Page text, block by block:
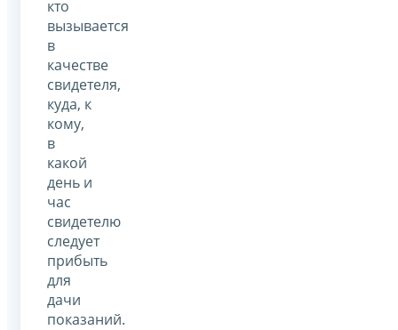
кто
вызывается
в
качестве
свидетеля,
куда, к
кому,
в
какой
день и
час
свидетелю
следует
прибыть
для
дачи
показаний.